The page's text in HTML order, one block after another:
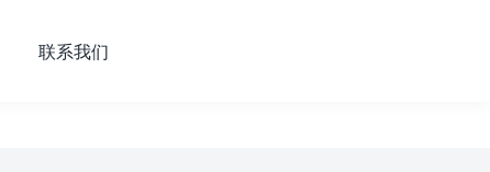
联系我们